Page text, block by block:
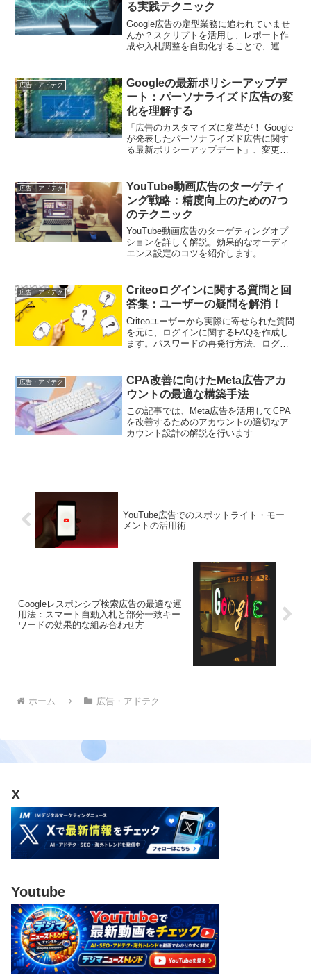
る実践テクニック
Google広告の定型業務に追われていませ
んか？スクリプトを活用し、レポート作
成や入札調整を自動化することで、運用
ぐに使える実践的な活用例、AI時代の未
来展望までを網羅的に解説します
広告・アドテク
Googleの最新ポリシーアップデ
ート：パーソナライズド広告の変
化を理解する
「広告のカスタマイズに変革が！ Google
が発表したパーソナライズド広告に関す
る最新ポリシーアップデート」、変更点
広告・アドテク
YouTube動画広告のターゲティ
ング戦略：精度向上のための7つ
のテクニック
YouTube動画広告のターゲティングオプ
ションを詳しく解説。効果的なオーディ
エンス設定のコツを紹介します。
広告・アドテク
Criteoログインに関する質問と回
答集：ユーザーの疑問を解消！
Criteoユーザーから実際に寄せられた質問
を元に、ログインに関するFAQを作成し
ます。パスワードの再発行方法、ログイ
クを中心に取り上げ、わかりやすく解
説。Criteoログインに関する疑問を網羅的
に解消します。
広告・アドテク
CPA改善に向けたMeta広告アカ
ウントの最適な構築手法
この記事では、Meta広告を活用してCPA
を改善するためのアカウントの適切なア
カウント設計の解説を行います
YouTube広告でのスポットライト・モー
メントの活用術
Googleレスポンシブ検索広告の最適な運
用法：スマート自動入札と部分一致キー
ワードの効果的な組み合わせ方
ホーム 広告・アドテク
X
Youtube